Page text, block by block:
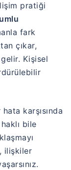
pratiği
fark
çıkar,
Kişisel
karşısında
bile
ilişkiler